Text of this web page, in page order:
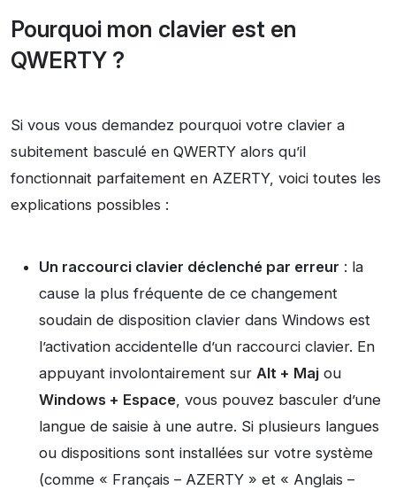
Pourquoi mon clavier est en
QWERTY ?
Si vous vous demandez pourquoi votre clavier a
subitement basculé en QWERTY alors qu’il
fonctionnait parfaitement en AZERTY, voici toutes les
explications possibles :
Un raccourci clavier déclenché par erreur : la
cause la plus fréquente de ce changement
soudain de disposition clavier dans Windows est
l’activation accidentelle d’un raccourci clavier. En
appuyant involontairement sur Alt + Maj ou
Windows + Espace, vous pouvez basculer d’une
langue de saisie à une autre. Si plusieurs langues
ou dispositions sont installées sur votre système
(comme « Français – AZERTY » et « Anglais –